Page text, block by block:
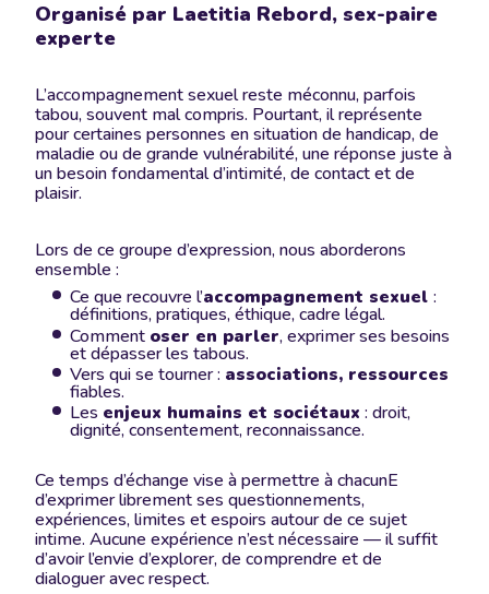
Organisé par Laetitia Rebord, sex-paire
experte
L’accompagnement sexuel reste méconnu, parfois
tabou, souvent mal compris. Pourtant, il représente
pour certaines personnes en situation de handicap, de
maladie ou de grande vulnérabilité, une réponse juste à
un besoin fondamental d’intimité, de contact et de
plaisir.
Lors de ce groupe d’expression, nous aborderons
ensemble :
Ce que recouvre l’accompagnement sexuel :
définitions, pratiques, éthique, cadre légal.
Comment oser en parler, exprimer ses besoins
et dépasser les tabous.
Vers qui se tourner : associations, ressources
fiables.
Les enjeux humains et sociétaux : droit,
dignité, consentement, reconnaissance.
Ce temps d’échange vise à permettre à chacunE
d’exprimer librement ses questionnements,
expériences, limites et espoirs autour de ce sujet
intime. Aucune expérience n’est nécessaire — il suffit
d’avoir l’envie d’explorer, de comprendre et de
dialoguer avec respect.